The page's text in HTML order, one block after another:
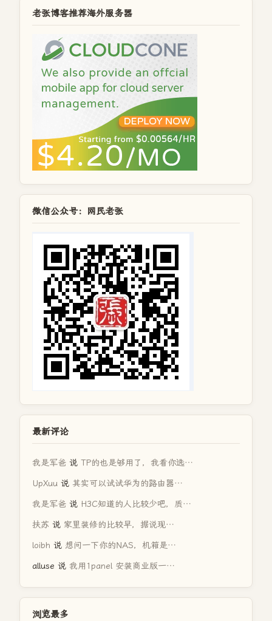
老张博客推荐海外服务器
微信公众号：网民老张
最新评论
我是军爸 说 TP的也是够用了，我看你选…
UpXuu 说 其实可以试试华为的路由器…
我是军爸 说 H3C知道的人比较少吧，质…
扶苏 说 家里装修的比较早，据说现…
loibh 说 想问一下你的NAS，机箱是…
alluse 说 我用1panel 安装商业版一…
浏览最多